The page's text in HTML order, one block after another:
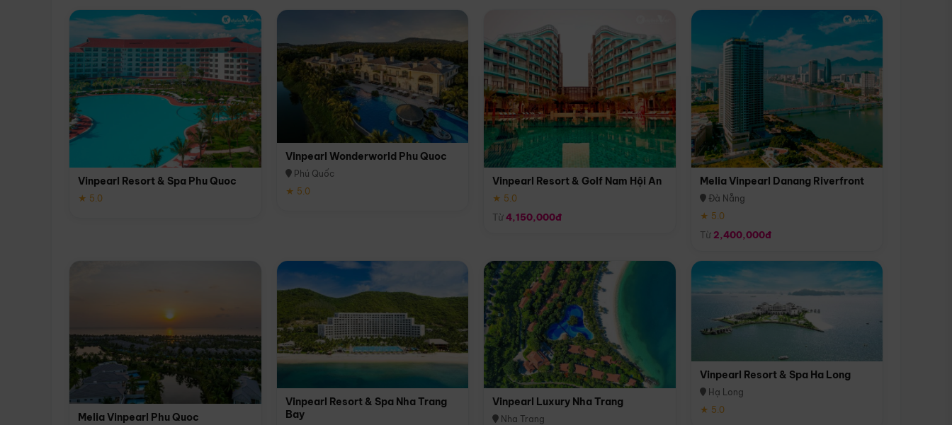
Vinpearl Resort & Spa Phu Quoc
★ 5.0
Vinpearl Wonderworld Phu Quoc
Phú Quốc
★ 5.0
Vinpearl Resort & Golf Nam Hội An
★ 5.0
Từ4,150,000đ
Melia Vinpearl Danang Riverfront
Đà Nẵng
★ 5.0
Từ 2,400,000đ
Melia Vinpearl Phu Quoc
Vinpearl Resort & Spa Nha Trang
Bay
Vinpearl Luxury Nha Trang
Nha Trang
Vinpearl Resort & Spa Ha Long
Hạ Long
★ 5.0